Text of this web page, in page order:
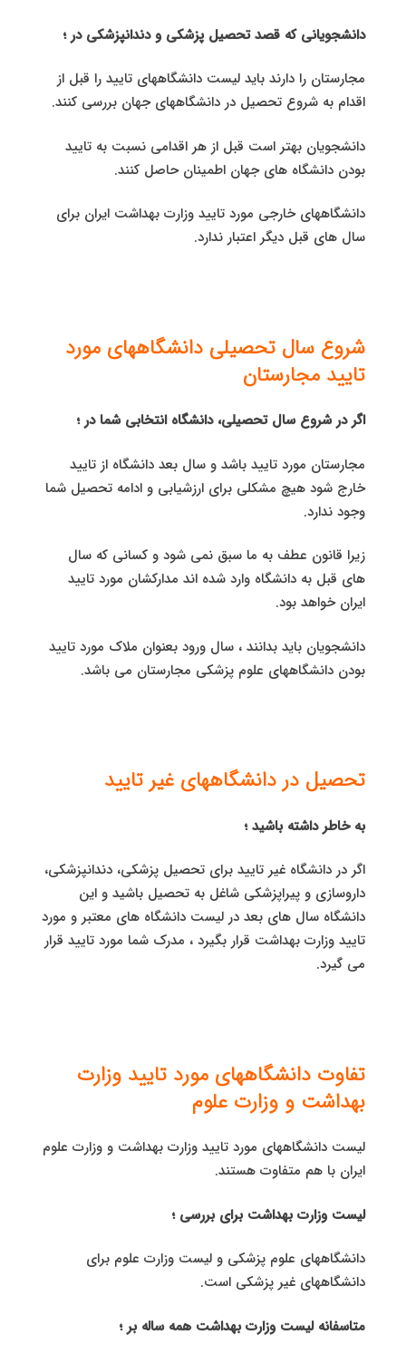
دانشجویانی که قصد تحصیل پزشکی و دندانپزشکی در ؛
مجارستان را دارند باید لیست دانشگاههای تایید را قبل از
اقدام به شروع تحصیل در دانشگاههای جهان بررسی کنند.
دانشجویان بهتر است قبل از هر اقدامی نسبت به تایید
بودن دانشگاه های جهان اطمینان حاصل کنند.
دانشگاههای خارجی مورد تایید وزارت بهداشت ایران برای
سال های قبل دیگر اعتبار ندارد.
شروع سال تحصیلی دانشگاههای مورد
تایید مجارستان
اگر در شروع سال تحصیلی، دانشگاه انتخابی شما در ؛
مجارستان مورد تایید باشد و سال بعد دانشگاه از تایید
خارج شود هیچ مشکلی برای ارزشیابی و ادامه تحصیل شما
وجود ندارد.
زیرا قانون عطف به ما سبق نمی شود و کسانی که سال
های قبل به دانشگاه وارد شده اند مدارکشان مورد تایید
ایران خواهد بود.
دانشجویان باید بدانند ، سال ورود بعنوان ملاک مورد تایید
بودن دانشگاههای علوم پزشکی مجارستان می باشد.
تحصیل در دانشگاههای غیر تایید
به خاطر داشته باشید ؛
اگر در دانشگاه غیر تایید برای تحصیل پزشکی، دندانپزشکی،
داروسازی و پیراپزشکی شاغل به تحصیل باشید و این
دانشگاه سال های بعد در لیست دانشگاه های معتبر و مورد
تایید وزارت بهداشت قرار بگیرد ، مدرک شما مورد تایید قرار
می گیرد.
تفاوت دانشگاههای مورد تایید وزارت
بهداشت و وزارت علوم
لیست دانشگاههای مورد تایید وزارت بهداشت و وزارت علوم
ایران با هم متفاوت هستند.
لیست وزارت بهداشت برای بررسی ؛
دانشگاههای علوم پزشکی و لیست وزارت علوم برای
دانشگاههای غیر پزشکی است.
متاسفانه لیست وزارت بهداشت همه ساله بر ؛